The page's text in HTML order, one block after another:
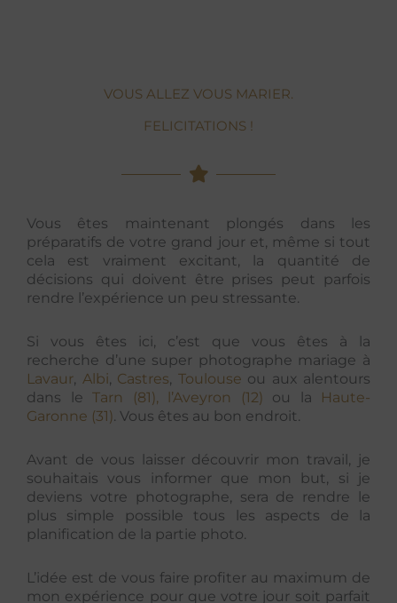
VOUS ALLEZ VOUS MARIER.
FELICITATIONS !
Vous êtes maintenant plongés dans les
préparatifs de votre grand jour et, même si tout
cela est vraiment excitant, la quantité de
décisions qui doivent être prises peut parfois
rendre l’expérience un peu stressante.
Si vous êtes ici, c’est que vous êtes à la
recherche d’une super photographe mariage à
Lavaur, Albi, Castres, Toulouse ou aux alentours
dans le Tarn (81), l’Aveyron (12) ou la
Haute-
Garonne (31). Vous êtes au bon endroit.
Avant de vous laisser découvrir mon travail, je
souhaitais vous informer que mon but, si je
deviens votre photographe, sera de rendre le
plus simple possible tous les aspects de la
planification de la partie photo.
L’idée est de vous faire profiter au maximum de
mon expérience pour que votre jour soit parfait